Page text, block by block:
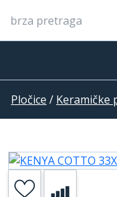
Pločice / Keramičke